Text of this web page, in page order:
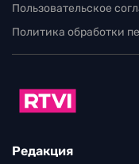
Пользовательское
Политика обработки
Редакция